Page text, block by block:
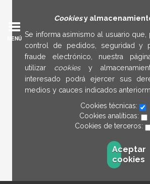
Cookiesy
Se informa asimismo al usuario
control de pedidos, seguridad y
fraude electrónico, nuestra
utilizar cookies y
interesado podrá ejercer sus
medios y cauces indicados
Cookies técnicas:
Cookies analíticas:
Cookies de terceros:
Aceptar
cookies
MENÚ